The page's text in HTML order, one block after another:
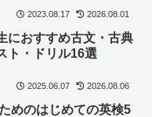
2023.08.17 2026.08.01
におすすめ古文・古典
ト・ドリル16選
2025.06.07 2026.08.06
めのはじめての英検5